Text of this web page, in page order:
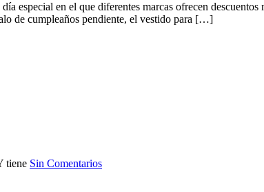
especial en el que diferentes marcas ofrecen
de cumpleaños pendiente, el vestido para […]
tiene Sin Comentarios